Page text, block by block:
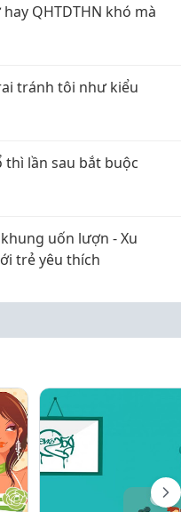
QHTDTHN khó mà
tránh tôi như kiểu
lần sau bắt buộc
uốn lượn - Xu
trẻ yêu thích